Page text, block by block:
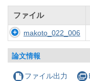
ファイル
makoto_022_006
論文情報
ファイル出力